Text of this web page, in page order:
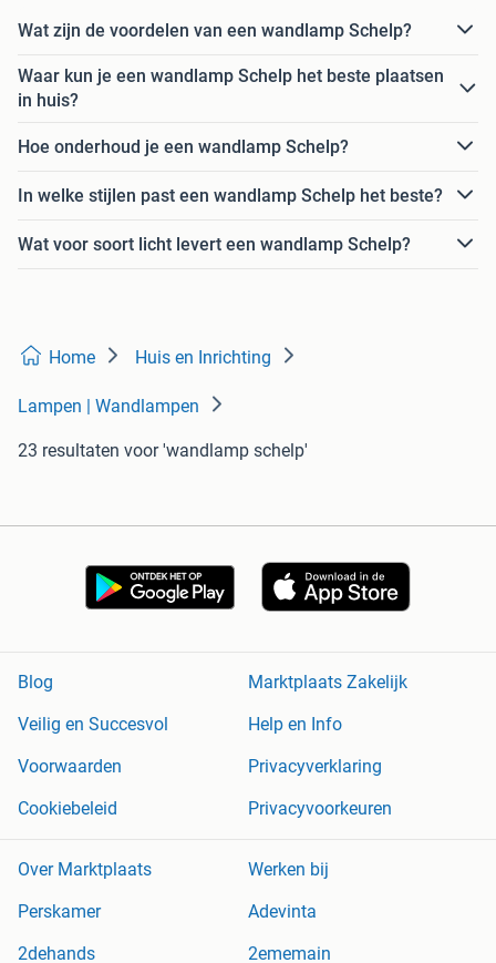
Wat zijn de voordelen van een wandlamp Schelp?
Waar kun je een wandlamp Schelp het beste plaatsen
in huis?
Hoe onderhoud je een wandlamp Schelp?
In welke stijlen past een wandlamp Schelp het beste?
Wat voor soort licht levert een wandlamp Schelp?
Home Huis en Inrichting
Lampen | Wandlampen
23 resultaten voor 'wandlamp schelp'
Blog
Marktplaats Zakelijk
Veilig en Succesvol
Help en Info
Voorwaarden
Privacyverklaring
Cookiebeleid
Privacyvoorkeuren
Over Marktplaats
Werken bij
Perskamer
Adevinta
2dehands
2ememain